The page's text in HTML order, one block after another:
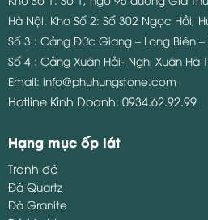
Hà Nội. Kho Số 2: Số 302 Ngọc Hồi,
Số 3 : Cảng Đức Giang – Long Biên
Số 4 : Cảng Xuân Hải- Nghi Xuân Hà
Email: info@phuhungstone.com
Hotline Kinh Doanh: 0934.62.92.99
Hạng mục ốp lát
Tranh đá
Đá Quartz
Đá Granite